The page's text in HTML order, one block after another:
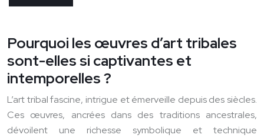
Pourquoi les œuvres d’art tribales
sont-elles si captivantes et
intemporelles ?
L’art tribal fascine, intrigue et émerveille depuis des siècles.
Ces œuvres, ancrées dans des traditions ancestrales,
dévoilent une richesse symbolique et technique